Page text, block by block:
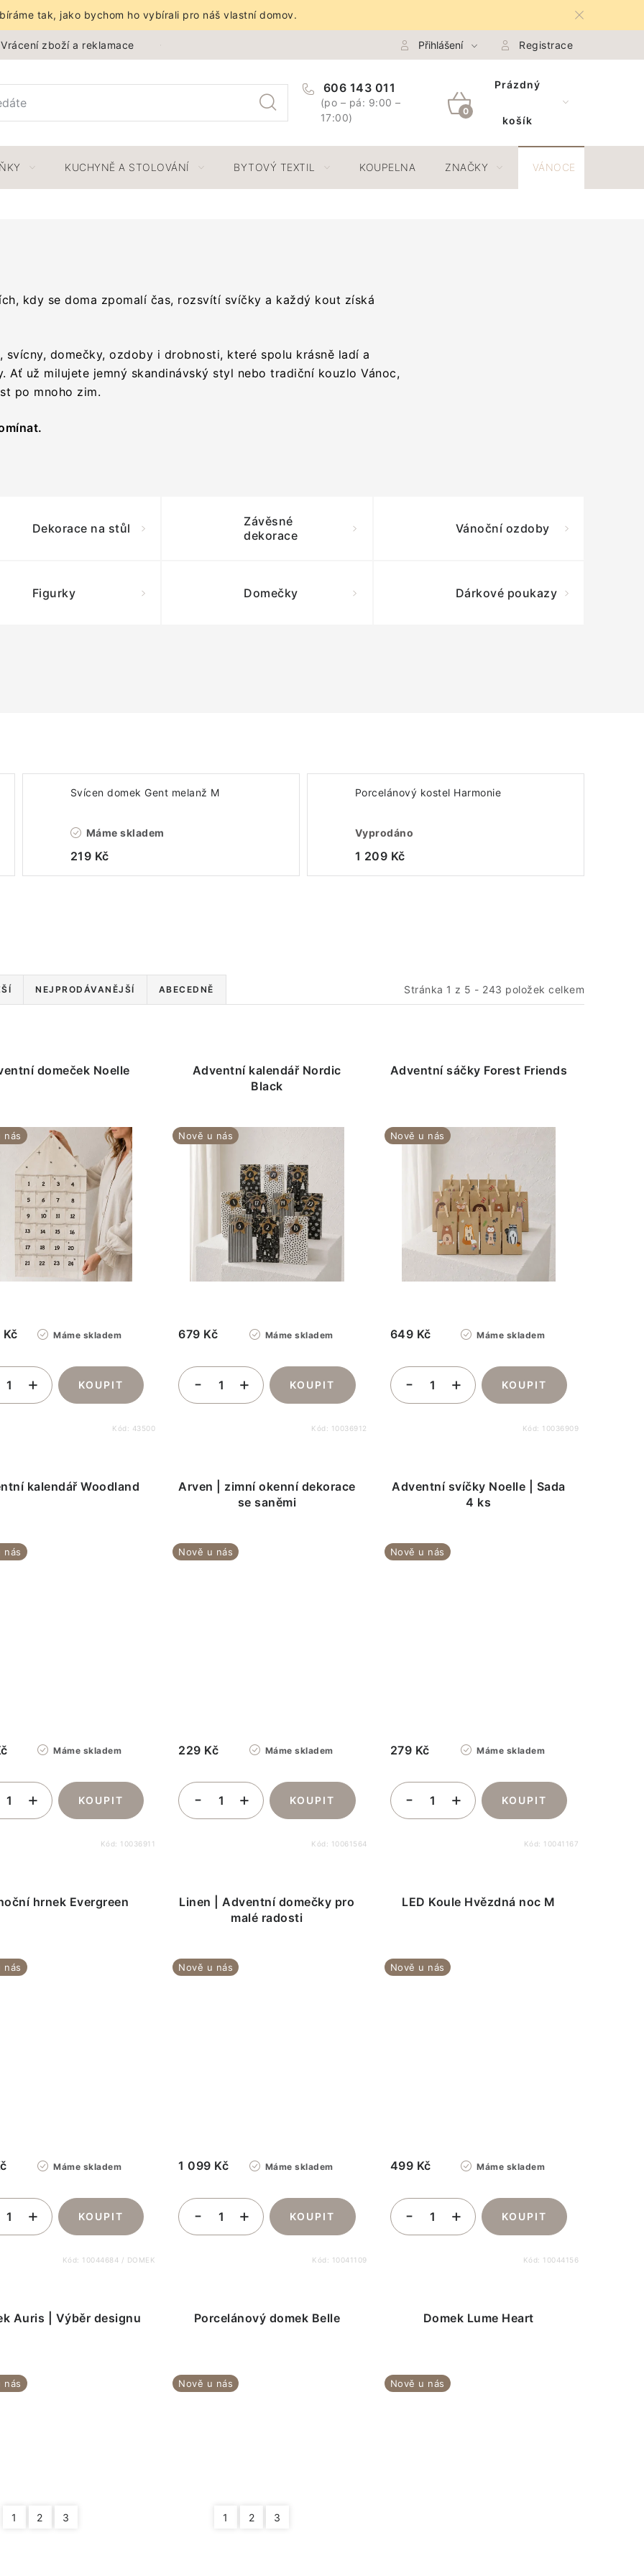
tak, jako bychom ho vybírali pro náš vlastní domov.
Vrácení zboží a reklamace Ochrana Osobních údajů GDPR Spojte se s námi
Přihlášení Registrace
606 143 011
(po – pá: 9:00 –
17:00)
NÁKUPNÍ
Prázdný
košík
KUCHYNĚ A STOLOVÁNÍ BYTOVÝ TEXTIL KOUPELNA ZNAČKY VÁNOCE
kdy se doma zpomalí čas, rozsvítí svíčky a každý kout získá
domečky, ozdoby i drobnosti, které spolu krásně ladí a
už milujete jemný skandinávský styl nebo tradiční kouzlo Vánoc,
po mnoho zim.
Dekorace na stůl
Závěsné
dekorace
Vánoční ozdoby
Figurky Domečky Dárkové poukazy
Svícen domek Gent melanž M
Máme skladem
219 Kč
Porcelánový kostel Harmonie
Vyprodáno
1 209 Kč
Stránka 1 z 5 - 243 položek celkem
NEJPRODÁVANĚJŠÍ ABECEDNĚ
domeček Noelle
nás
Máme skladem
Kód: 43500
Adventní kalendář Nordic
Black
Nově u nás
Máme skladem
679 Kč
Kód: 10036912
Adventní sáčky Forest Friends
Nově u nás
Máme skladem
649 Kč
Kód: 10036909
kalendář Woodland
nás
Máme skladem
Kód: 10036911
Arven | zimní okenní dekorace
se saněmi
Nově u nás
Máme skladem
229 Kč
Kód: 10061564
Adventní svíčky Noelle | Sada
4 ks
Nově u nás
Máme skladem
279 Kč
Kód: 10041167
hrnek Evergreen
nás
Máme skladem
Kód: 10044684 / DOMEK
Linen | Adventní domečky pro
malé radosti
Nově u nás
Máme skladem
1 099 Kč
Kód: 10041109
LED Koule Hvězdná noc M
Nově u nás
Máme skladem
499 Kč
Kód: 10044156
Auris | Výběr designu
nás
1 2 3
Porcelánový domek Belle
Nově u nás
1 2 3
Domek Lume Heart
Nově u nás